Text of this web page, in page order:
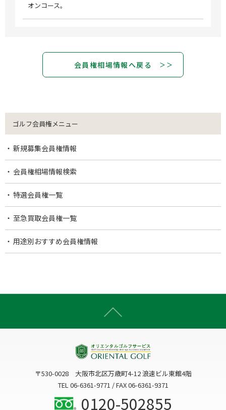
オンコース。
会員権相場情報へ戻る
ゴルフ会員権メニュー
新規募集会員権情報
会員権相場情報検索
特選会員権一覧
至急買取会員権一覧
用途別おすすめ会員権情報
〒530-0028 大阪市北区万歳町4-12 浪速ビル東館4階
TEL 06-6361-9771 / FAX 06-6361-9371
0120-502855